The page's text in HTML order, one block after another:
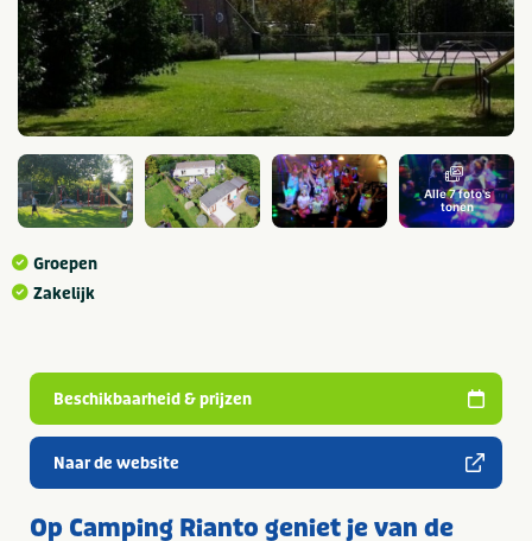
Alle 7 foto's
tonen
Groepen
Zakelijk
Beschikbaarheid & prijzen
Naar de website
Op Camping Rianto geniet je van de